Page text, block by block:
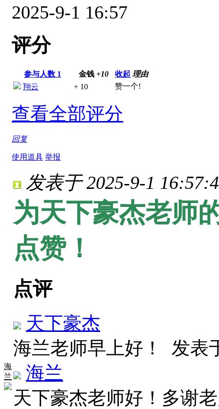
2025-9-1 16:57
评分
参与人数 1 金钱 +10 收起 理由
翔云
+ 10 赞一个!
查看全部评分
回复
使用道具 举报
海
兰
发表于 2025-9-1
为天下豪杰老师
点赞！
点评
天下豪杰
海兰老师早上好！ 发表
海兰
天下豪杰老师好！多谢